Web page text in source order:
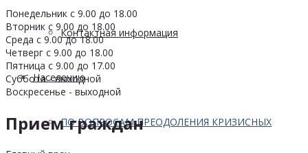
Контактная информация
Населению
ПО ВОПРОСАМ ПРЕОДОЛЕНИЯ КРИЗИСНЫХ
Понедельник с 9.00 до 18.00
Вторник с 9.00 до 18.00
Среда с 9.00 до 18.00
Четверг с 9.00 до 18.00
Пятница с 9.00 до 17.00
Суббота - выходной
Воскресенье - выходной
Прием граждан